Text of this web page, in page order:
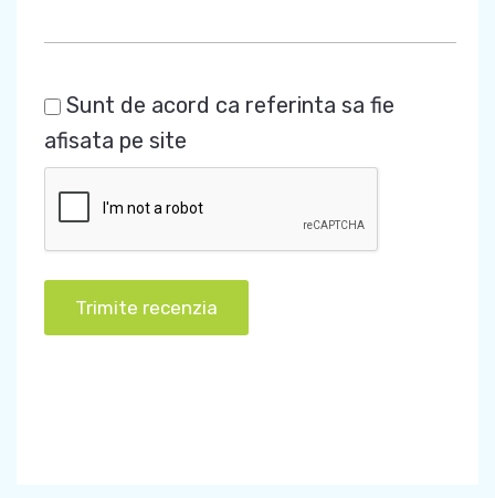
Sunt de acord ca referinta sa fie
afisata pe site
Trimite recenzia